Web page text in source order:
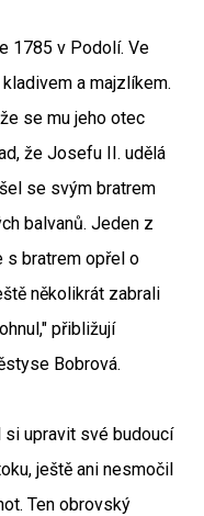
1785 v Podolí. Ve
a majzlíkem.
se mu jeho otec
že Josefu II. udělá
se svým bratrem
balvanů. Jeden z
s bratrem opřel o
několikrát zabrali
přibližují
Bobrová.
si upravit své budoucí
ještě ani nesmočil
Ten obrovský